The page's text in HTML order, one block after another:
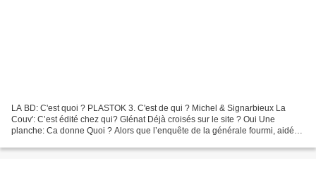
LA BD: C'est quoi ? PLASTOK 3. C'est de qui ? Michel & Signarbieux La
Couv': C’est édité chez qui? Glénat Déjà croisés sur le site ? Oui Une
planche: Ca donne Quoi ? Alors que l’enquête de la générale fourmi, aidée